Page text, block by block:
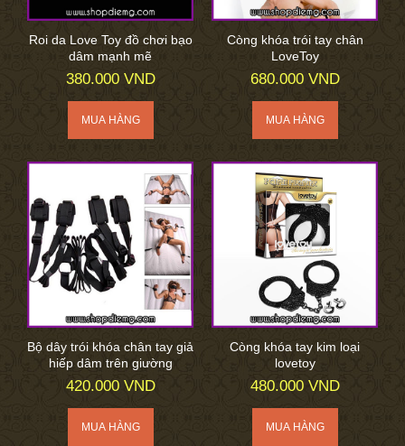
Roi da Love Toy đồ chơi bạo
dâm mạnh mẽ
380.000 VND
Còng khóa trói tay chân
LoveToy
680.000 VND
Bộ dây trói khóa chân tay giả
hiếp dâm trên giường
420.000 VND
Còng khóa tay kim loại
lovetoy
480.000 VND